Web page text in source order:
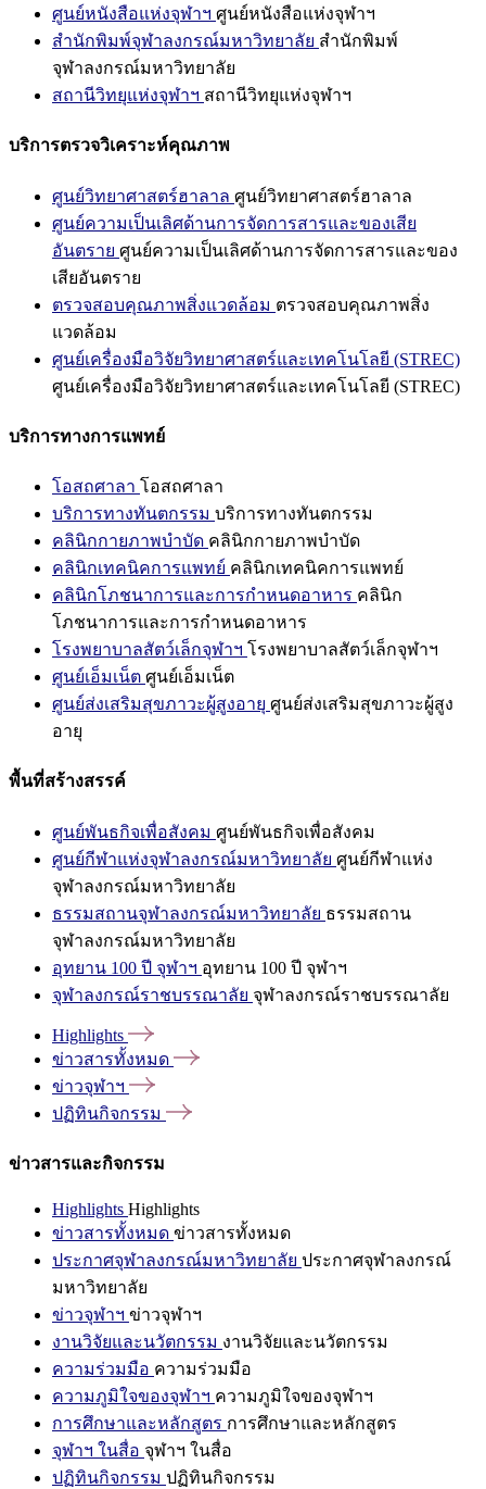
ศูนย์หนังสือแห่งจุฬาฯ ศูนย์หนังสือแห่งจุฬาฯ
สำนักพิมพ์จุฬาลงกรณ์มหาวิทยาลัย สำนักพิมพ์
จุฬาลงกรณ์มหาวิทยาลัย
สถานีวิทยุแห่งจุฬาฯ สถานีวิทยุแห่งจุฬาฯ
บริการตรวจวิเคราะห์คุณภาพ
ศูนย์วิทยาศาสตร์ฮาลาล ศูนย์วิทยาศาสตร์ฮาลาล
ศูนย์ความเป็นเลิศด้านการจัดการสารและของเสีย
อันตราย ศูนย์ความเป็นเลิศด้านการจัดการสารและของ
เสียอันตราย
ตรวจสอบคุณภาพสิ่งแวดล้อม ตรวจสอบคุณภาพสิ่ง
แวดล้อม
ศูนย์เครื่องมือวิจัยวิทยาศาสตร์และเทคโนโลยี (STREC)
ศูนย์เครื่องมือวิจัยวิทยาศาสตร์และเทคโนโลยี (STREC)
บริการทางการแพทย์
โอสถศาลา โอสถศาลา
บริการทางทันตกรรม บริการทางทันตกรรม
คลินิกกายภาพบำบัด คลินิกกายภาพบำบัด
คลินิกเทคนิคการแพทย์ คลินิกเทคนิคการแพทย์
คลินิกโภชนาการและการกำหนดอาหาร คลินิก
โภชนาการและการกำหนดอาหาร
โรงพยาบาลสัตว์เล็กจุฬาฯ โรงพยาบาลสัตว์เล็กจุฬาฯ
ศูนย์เอ็มเน็ต ศูนย์เอ็มเน็ต
ศูนย์ส่งเสริมสุขภาวะผู้สูงอายุ ศูนย์ส่งเสริมสุขภาวะผู้สูง
อายุ
พื้นที่สร้างสรรค์
ศูนย์พันธกิจเพื่อสังคม ศูนย์พันธกิจเพื่อสังคม
ศูนย์กีฬาแห่งจุฬาลงกรณ์มหาวิทยาลัย ศูนย์กีฬาแห่ง
จุฬาลงกรณ์มหาวิทยาลัย
ธรรมสถานจุฬาลงกรณ์มหาวิทยาลัย ธรรมสถาน
จุฬาลงกรณ์มหาวิทยาลัย
อุทยาน 100 ปี จุฬาฯ อุทยาน 100 ปี จุฬาฯ
จุฬาลงกรณ์ราชบรรณาลัย จุฬาลงกรณ์ราชบรรณาลัย
Highlights
ข่าวสารทั้งหมด
ข่าวจุฬาฯ
ปฏิทินกิจกรรม
ข่าวสารและกิจกรรม
Highlights Highlights
ข่าวสารทั้งหมด ข่าวสารทั้งหมด
ประกาศจุฬาลงกรณ์มหาวิทยาลัย ประกาศจุฬาลงกรณ์
มหาวิทยาลัย
ข่าวจุฬาฯ ข่าวจุฬาฯ
งานวิจัยและนวัตกรรม งานวิจัยและนวัตกรรม
ความร่วมมือ ความร่วมมือ
ความภูมิใจของจุฬาฯ ความภูมิใจของจุฬาฯ
การศึกษาและหลักสูตร การศึกษาและหลักสูตร
จุฬาฯ ในสื่อ จุฬาฯ ในสื่อ
ปฏิทินกิจกรรม ปฏิทินกิจกรรม